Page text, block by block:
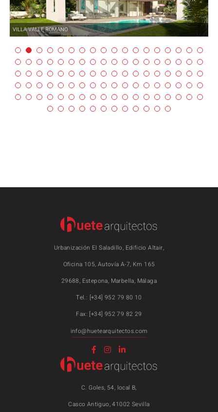
VILLA VALLE ROMANO
Urbanización El Saladillo, Edificio Altair,
Oficina 105, Autovía A-7, Km 165
29688, Estepona, Marbella, Málaga
Tel.: [+34] 952 79 80 10
Fax: [+34] 952 79 82 29
info@huetearquitectos.com
C. Goles, 54, local B,
Casco Antiguo, 41002 Sevilla